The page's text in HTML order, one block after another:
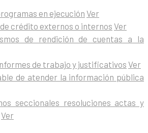
en ejecución Ver
crédito externos o internos Ver
de rendición de cuentas a la
de trabajo y justificativos Ver
de atender la información pública
seccionales resoluciones actas y
Ver